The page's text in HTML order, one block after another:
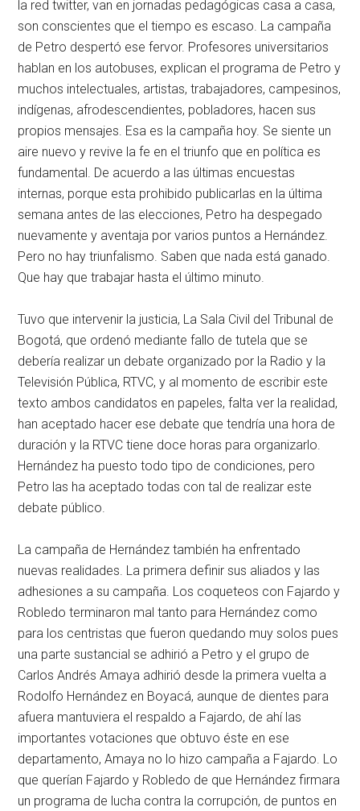
la red twitter, van en jornadas pedagógicas casa a casa,
son conscientes que el tiempo es escaso. La campaña
de Petro despertó ese fervor. Profesores universitarios
hablan en los autobuses, explican el programa de Petro y
muchos intelectuales, artistas, trabajadores, campesinos,
indígenas, afrodescendientes, pobladores, hacen sus
propios mensajes. Esa es la campaña hoy. Se siente un
aire nuevo y revive la fe en el triunfo que en política es
fundamental. De acuerdo a las últimas encuestas
internas, porque esta prohibido publicarlas en la última
semana antes de las elecciones, Petro ha despegado
nuevamente y aventaja por varios puntos a Hernández.
Pero no hay triunfalismo. Saben que nada está ganado.
Que hay que trabajar hasta el último minuto.
Tuvo que intervenir la justicia, La Sala Civil del Tribunal de
Bogotá, que ordenó mediante fallo de tutela que se
debería realizar un debate organizado por la Radio y la
Televisión Pública, RTVC, y al momento de escribir este
texto ambos candidatos en papeles, falta ver la realidad,
han aceptado hacer ese debate que tendría una hora de
duración y la RTVC tiene doce horas para organizarlo.
Hernández ha puesto todo tipo de condiciones, pero
Petro las ha aceptado todas con tal de realizar este
debate público.
La campaña de Hernández también ha enfrentado
nuevas realidades. La primera definir sus aliados y las
adhesiones a su campaña. Los coqueteos con Fajardo y
Robledo terminaron mal tanto para Hernández como
para los centristas que fueron quedando muy solos pues
una parte sustancial se adhirió a Petro y el grupo de
Carlos Andrés Amaya adhirió desde la primera vuelta a
Rodolfo Hernández en Boyacá, aunque de dientes para
afuera mantuviera el respaldo a Fajardo, de ahí las
importantes votaciones que obtuvo éste en ese
departamento, Amaya no lo hizo campaña a Fajardo. Lo
que querían Fajardo y Robledo de que Hernández firmara
un programa de lucha contra la corrupción, de puntos en